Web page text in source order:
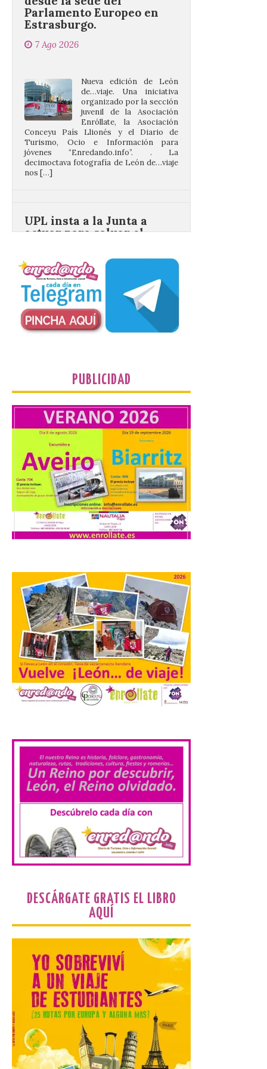
7 Ago 2026
juvenil de la Asociación
Enróllate, la Asociación
Conceyu País Llionés y el Diario de
Turismo, Ocio e Información para
jóvenes “Enredando.info”. . La
decimoctava fotografía de León de…viaje
nos […]
castillo del Asmesnal, un
BIC en estado de ruina
Un Bien de Interés
Cultural abandonado
desde 1949. Los
procuradores leonesistas
plantean que la Junta
Unión del Pueblo […]
La Universidad de León
distribuye folletos con la
programación del evento
del eclipse solar que
organiza con la ESA y el
Ayuntamiento
7 Ago 2026
Los materiales ya pueden
Información Turística de
León e incluyen, además
del programa del evento, una guía
práctica con recomendaciones
elaboradas por especialistas para
observar el eclipse con seguridad León, 7
de agosto de 2026. La programación […]
Laciana comienza su
programación para
disfrutar el eclipse total
7 Ago 2026
Durante los días 1 y 2 de
agosto, tanto el público
infantil como el adulto
pudo disfrutar de un
planetario que se instaló
en el polideportivo municipal, con pases
de mañana dedicados preferentemente al
público infantil y, el resto del […]
Más de 200.000 jóvenes
nacidos en 2008 ya han
solicitado el Bono Cultural
Joven 2026 en su primer
mes de vigencia
7 Ago 2026
Las personas que hayan
cumplido o cumplan 18
años en 2026 pueden
solicitar esta ayuda en la
web
https://bonoculturajoven.gob.es/ hasta el
31 de octubre. Desde este año, los 400
PUBLICIDAD
DESCÁRGATE GRATIS EL LIBRO
AQUÍ